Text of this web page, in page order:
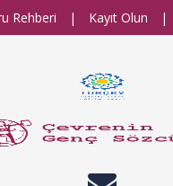
Rehberi | Kayıt Olun |